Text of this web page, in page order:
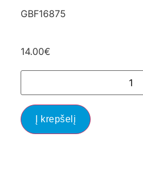
GBF16875
14.00€
Į krepšelį